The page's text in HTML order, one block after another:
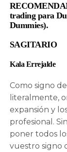
trading para
Dummies).
SAGITARIO
Kala Errejalde
Como signo
literalmente,
expansión y
profesional.
poner todos
vuestro signo